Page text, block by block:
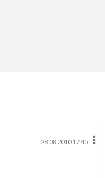
28.08.2010 17.45